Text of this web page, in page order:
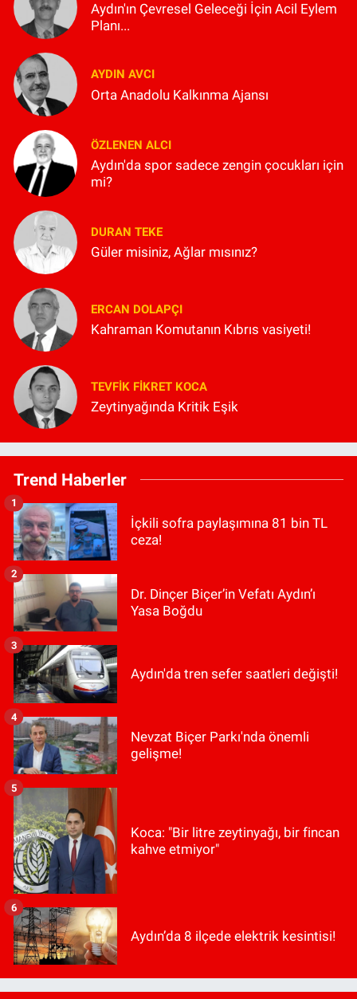
Aydın'ın Çevresel Geleceği İçin Acil Eylem
Planı...
AYDIN AVCI
Orta Anadolu Kalkınma Ajansı
ÖZLENEN ALCI
Aydın'da spor sadece zengin çocukları için
mi?
DURAN TEKE
Güler misiniz, Ağlar mısınız?
ERCAN DOLAPÇI
Kahraman Komutanın Kıbrıs vasiyeti!
TEVFIK FIKRET KOCA
Zeytinyağında Kritik Eşik
Trend Haberler
İçkili sofra paylaşımına 81 bin TL
ceza!
1
Dr. Dinçer Biçer’in Vefatı Aydın’ı
Yasa Boğdu
2
Aydın'da tren sefer saatleri değişti!
3
Nevzat Biçer Parkı'nda önemli
gelişme!
4
Koca: "Bir litre zeytinyağı, bir fincan
kahve etmiyor"
5
Aydın’da 8 ilçede elektrik kesintisi!
6